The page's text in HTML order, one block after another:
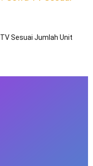
Sesuai Jumlah Unit